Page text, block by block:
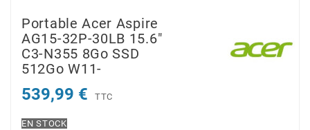
Portable Acer Aspire
AG15-32P-30LB 15.6"
C3-N355 8Go SSD
512Go W11-
539,99 € TTC
EN STOCK